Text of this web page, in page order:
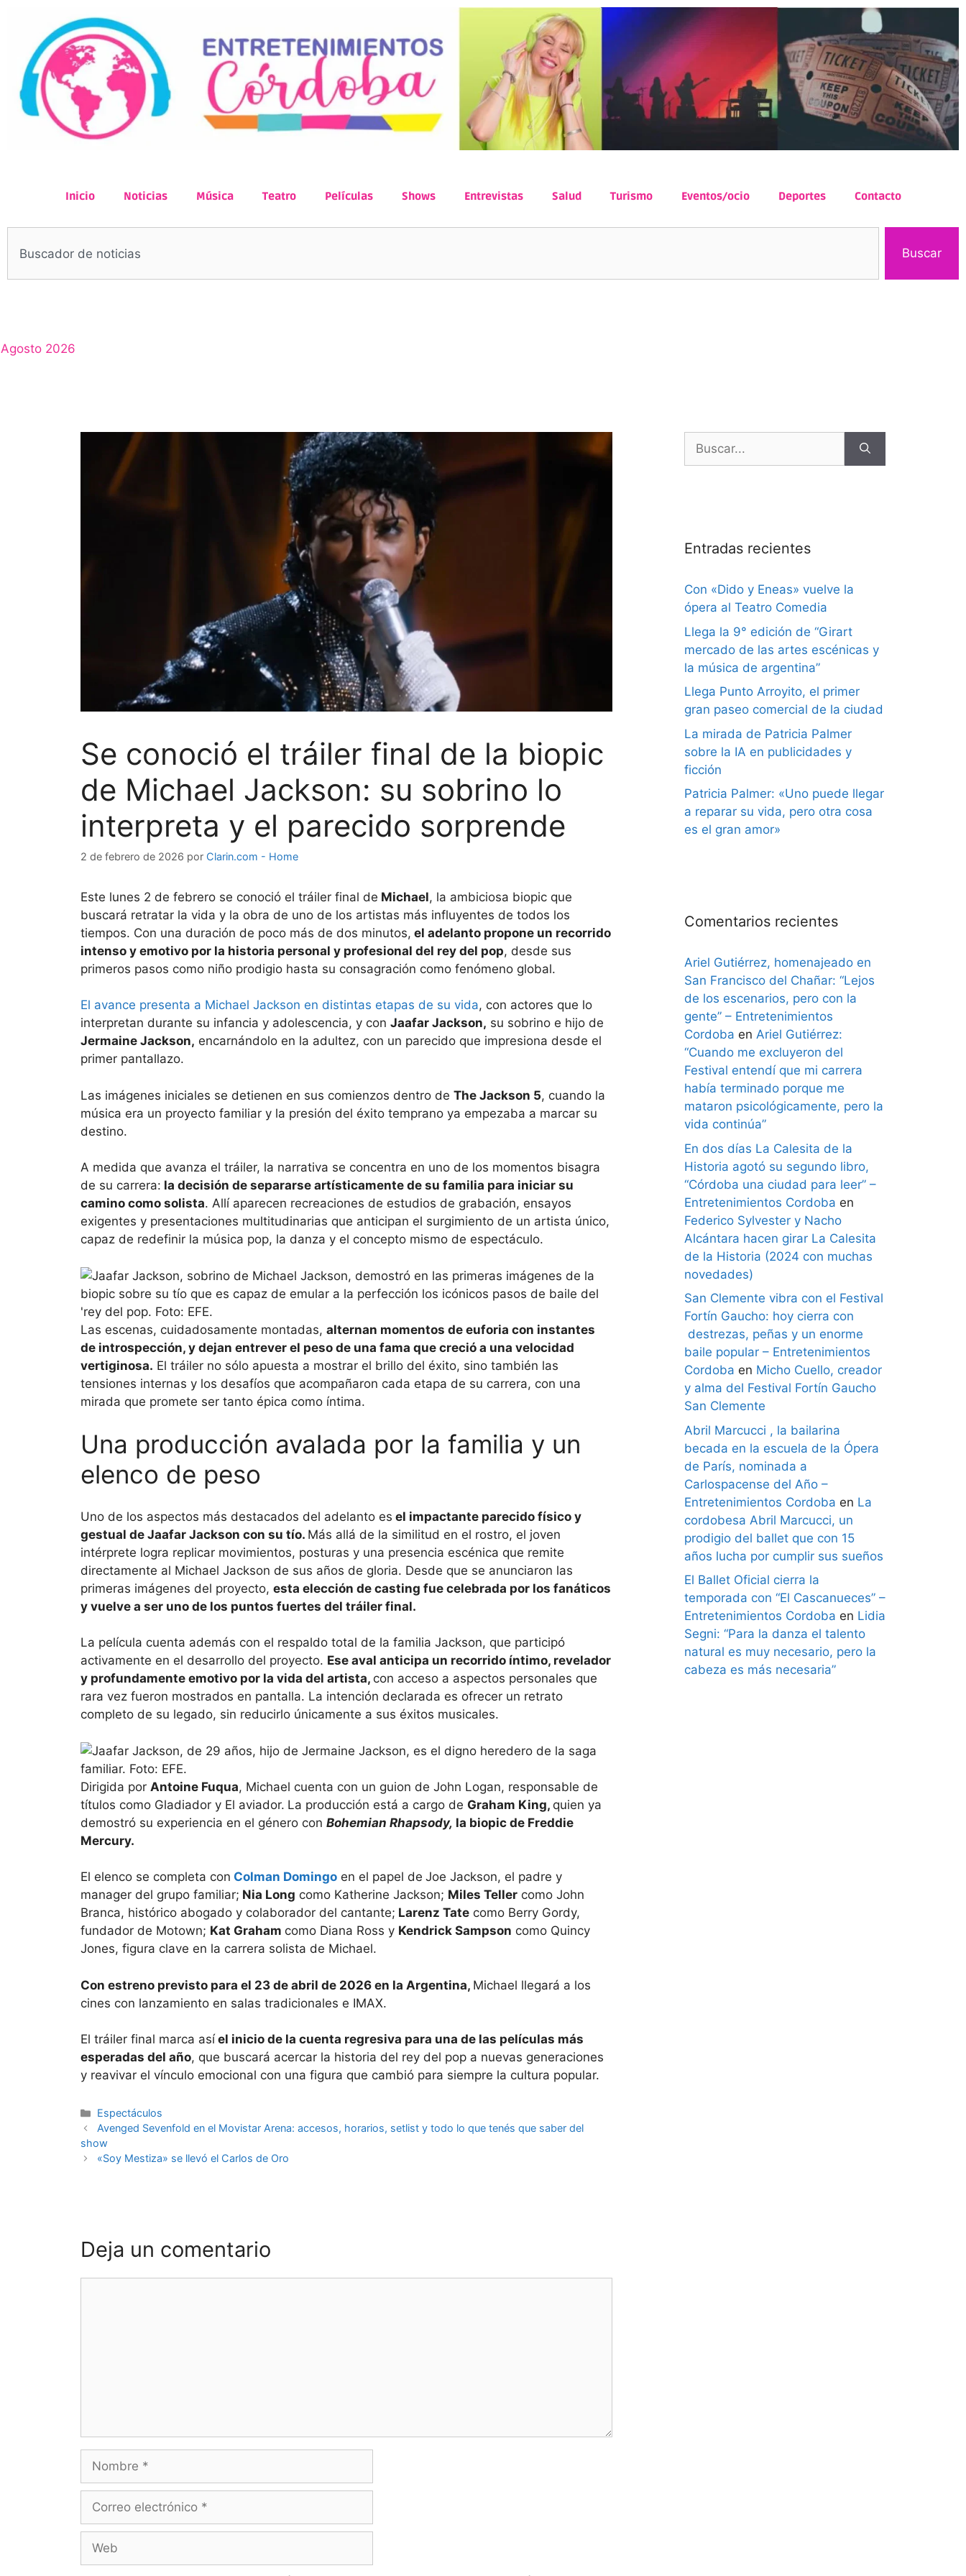
Inicio Noticias Música Teatro Películas Shows Entrevistas Salud Turismo Eventos/ocio Deportes Contacto
Buscar
Agosto 2026
Se conoció el tráiler final de la biopic
de Michael Jackson: su sobrino lo
interpreta y el parecido sorprende
2 de febrero de 2026 por Clarin.com - Home
Este lunes 2 de febrero se conoció el tráiler final de Michael, la ambiciosa biopic que
buscará retratar la vida y la obra de uno de los artistas más influyentes de todos los
tiempos. Con una duración de poco más de dos minutos, el adelanto propone un recorrido
intenso y emotivo por la historia personal y profesional del rey del pop, desde sus
primeros pasos como niño prodigio hasta su consagración como fenómeno global.
El avance presenta a Michael Jackson en distintas etapas de su vida, con actores que lo
interpretan durante su infancia y adolescencia, y con Jaafar Jackson, su sobrino e hijo de
Jermaine Jackson, encarnándolo en la adultez, con un parecido que impresiona desde el
primer pantallazo.
Las imágenes iniciales se detienen en sus comienzos dentro de The Jackson 5, cuando la
música era un proyecto familiar y la presión del éxito temprano ya empezaba a marcar su
destino.
A medida que avanza el tráiler, la narrativa se concentra en uno de los momentos bisagra
de su carrera: la decisión de separarse artísticamente de su familia para iniciar su
camino como solista. Allí aparecen recreaciones de estudios de grabación, ensayos
exigentes y presentaciones multitudinarias que anticipan el surgimiento de un artista único,
capaz de redefinir la música pop, la danza y el concepto mismo de espectáculo.
Las escenas, cuidadosamente montadas, alternan momentos de euforia con instantes
de introspección, y dejan entrever el peso de una fama que creció a una velocidad
vertiginosa. El tráiler no sólo apuesta a mostrar el brillo del éxito, sino también las
tensiones internas y los desafíos que acompañaron cada etapa de su carrera, con una
mirada que promete ser tanto épica como íntima.
Una producción avalada por la familia y un
elenco de peso
Uno de los aspectos más destacados del adelanto es el impactante parecido físico y
gestual de Jaafar Jackson con su tío. Más allá de la similitud en el rostro, el joven
intérprete logra replicar movimientos, posturas y una presencia escénica que remite
directamente al Michael Jackson de sus años de gloria. Desde que se anunciaron las
primeras imágenes del proyecto, esta elección de casting fue celebrada por los fanáticos
y vuelve a ser uno de los puntos fuertes del tráiler final.
La película cuenta además con el respaldo total de la familia Jackson, que participó
activamente en el desarrollo del proyecto. Ese aval anticipa un recorrido íntimo, revelador
y profundamente emotivo por la vida del artista, con acceso a aspectos personales que
rara vez fueron mostrados en pantalla. La intención declarada es ofrecer un retrato
completo de su legado, sin reducirlo únicamente a sus éxitos musicales.
Dirigida por Antoine Fuqua, Michael cuenta con un guion de John Logan, responsable de
títulos como Gladiador y El aviador. La producción está a cargo de Graham King, quien ya
demostró su experiencia en el género con Bohemian Rhapsody, la biopic de Freddie
Mercury.
El elenco se completa con Colman Domingo en el papel de Joe Jackson, el padre y
manager del grupo familiar; Nia Long como Katherine Jackson; Miles Teller como John
Branca, histórico abogado y colaborador del cantante; Larenz Tate como Berry Gordy,
fundador de Motown; Kat Graham como Diana Ross y Kendrick Sampson como Quincy
Jones, figura clave en la carrera solista de Michael.
Con estreno previsto para el 23 de abril de 2026 en la Argentina, Michael llegará a los
cines con lanzamiento en salas tradicionales e IMAX.
El tráiler final marca así el inicio de la cuenta regresiva para una de las películas más
esperadas del año, que buscará acercar la historia del rey del pop a nuevas generaciones
y reavivar el vínculo emocional con una figura que cambió para siempre la cultura popular.
Espectáculos
Avenged Sevenfold en el Movistar Arena: accesos, horarios, setlist y todo lo que tenés que saber del
show
«Soy Mestiza» se llevó el Carlos de Oro
Deja un comentario
Entradas recientes
Con «Dido y Eneas» vuelve la
ópera al Teatro Comedia
Llega la 9° edición de “Girart
mercado de las artes escénicas y
la música de argentina”
Llega Punto Arroyito, el primer
gran paseo comercial de la ciudad
La mirada de Patricia Palmer
sobre la IA en publicidades y
ficción
Patricia Palmer: «Uno puede llegar
a reparar su vida, pero otra cosa
es el gran amor»
Comentarios recientes
Ariel Gutiérrez, homenajeado en
San Francisco del Chañar: “Lejos
de los escenarios, pero con la
gente” – Entretenimientos
Cordoba en Ariel Gutiérrez:
“Cuando me excluyeron del
Festival entendí que mi carrera
había terminado porque me
mataron psicológicamente, pero la
vida continúa”
En dos días La Calesita de la
Historia agotó su segundo libro,
“Córdoba una ciudad para leer” –
Entretenimientos Cordoba en
Federico Sylvester y Nacho
Alcántara hacen girar La Calesita
de la Historia (2024 con muchas
novedades)
San Clemente vibra con el Festival
Fortín Gaucho: hoy cierra con
destrezas, peñas y un enorme
baile popular – Entretenimientos
Cordoba en Micho Cuello, creador
y alma del Festival Fortín Gaucho
San Clemente
Abril Marcucci , la bailarina
becada en la escuela de la Ópera
de París, nominada a
Carlospacense del Año –
Entretenimientos Cordoba en La
cordobesa Abril Marcucci, un
prodigio del ballet que con 15
años lucha por cumplir sus sueños
El Ballet Oficial cierra la
temporada con “El Cascanueces” –
Entretenimientos Cordoba en Lidia
Segni: “Para la danza el talento
natural es muy necesario, pero la
cabeza es más necesaria”